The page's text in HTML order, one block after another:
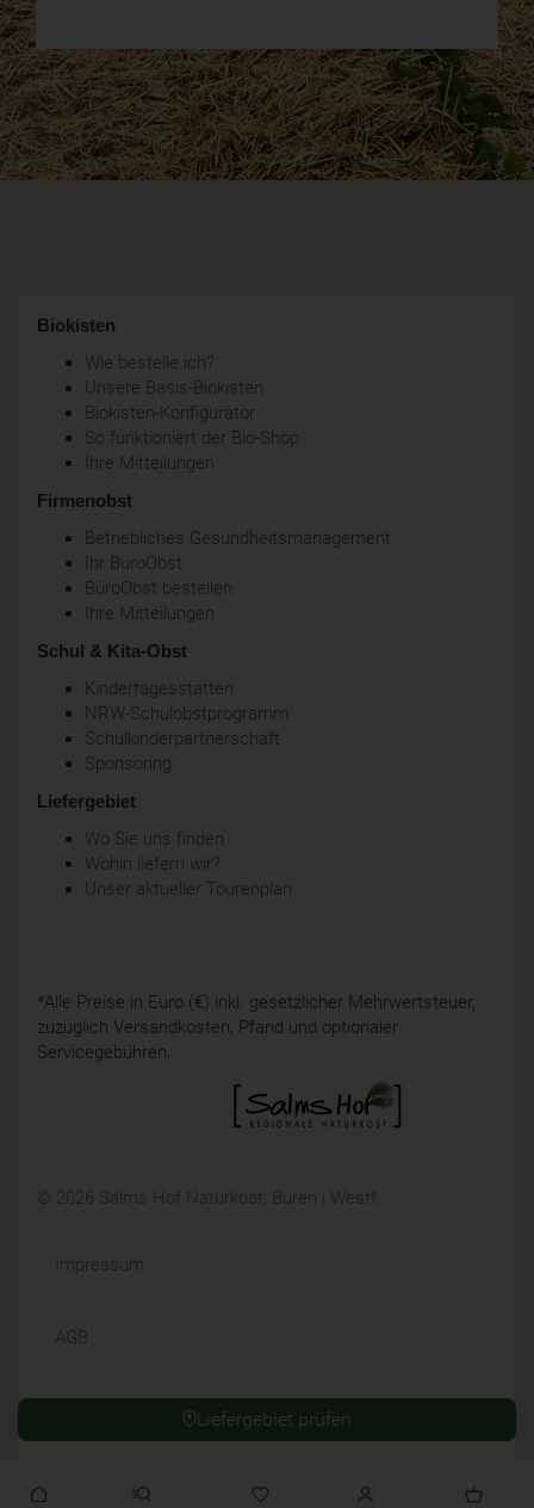
Liefergebiet prüfen
Biokisten
Wie bestelle ich?
Unsere Basis-Biokisten
Biokisten-Konfigurator
So funktioniert der Bio-Shop
Ihre Mitteilungen
Firmenobst
Betriebliches Gesundheitsmanagement
Ihr BüroObst
BüroObst bestellen
Ihre Mitteilungen
Schul & Kita-Obst
Kindertagesstätten
NRW-Schulobstprogramm
Schulkinderpartnerschaft
Sponsoring
Liefergebiet
Wo Sie uns finden
Wohin liefern wir?
Unser aktueller Tourenplan
*Alle Preise in Euro (€) inkl. gesetzlicher Mehrwertsteuer,
zuzüglich Versandkosten, Pfand und optionaler
Servicegebühren.
© 2026 Salms Hof Naturkost, Büren i.Westf.
Impressum
AGB
Widerrufsrecht